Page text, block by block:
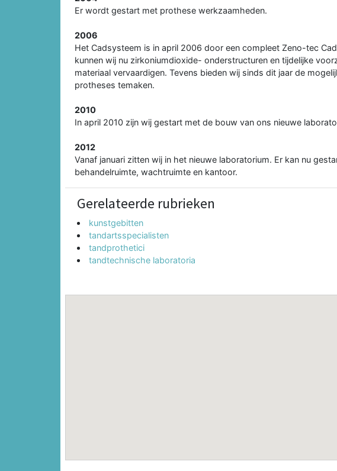
Er wordt gestart met prothese werkzaamheden.
2006
Het Cadsysteem is in april 2006 door een compleet Zeno-tec
kunnen wij nu zirkoniumdioxide- onderstructuren en tijdelijke
materiaal vervaardigen. Tevens bieden wij sinds dit jaar de
protheses temaken.
2010
In april 2010 zijn wij gestart met de bouw van ons nieuwe
2012
Vanaf januari zitten wij in het nieuwe laboratorium. Er kan nu
behandelruimte, wachtruimte en kantoor.
Gerelateerde rubrieken
kunstgebitten
tandartsspecialisten
tandprothetici
tandtechnische laboratoria